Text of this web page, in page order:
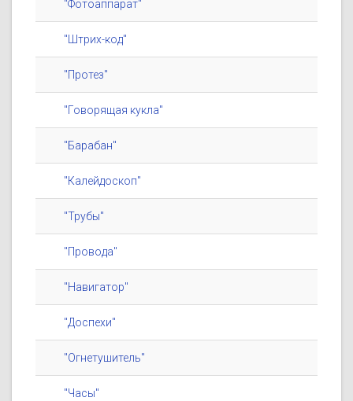
"Фотоаппарат"
"Штрих-код"
"Протез"
"Говорящая кукла"
"Барабан"
"Калейдоскоп"
"Трубы"
"Провода"
"Навигатор"
"Доспехи"
"Огнетушитель"
"Часы"